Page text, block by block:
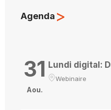
Agenda >
31
Aou.
Lundi digital:
Webinaire